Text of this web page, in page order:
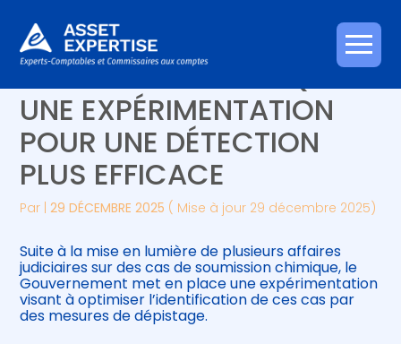
Aller
au
Créer et reprendre une activité
Gérer votre quotidien
Piloter votre entreprise
Développer votre entreprise
Être prêt pour la facturation
électronique
Piloter votre gestion
Suivre votre comptabilité
Gérer vos ressources humaines
SOUMISSION CHIMIQUE :
UNE EXPÉRIMENTATION
POUR UNE DÉTECTION
PLUS EFFICACE
Par |29 DÉCEMBRE 2025 ( Mise à jour 29 décembre 2025)
Suite à la mise en lumière de plusieurs affaires
judiciaires sur des cas de soumission chimique, le
Gouvernement met en place une expérimentation
visant à optimiser l’identification de ces cas par
des mesures de dépistage.